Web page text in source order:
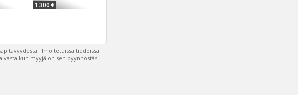
1 300 €
Ilmoitetuissa tiedoissa
kun myyjä on sen pyynnöstäsi